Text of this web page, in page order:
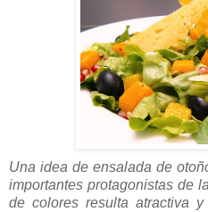
Una idea de ensalada de
importantes protagonistas de
de colores resulta atractiva